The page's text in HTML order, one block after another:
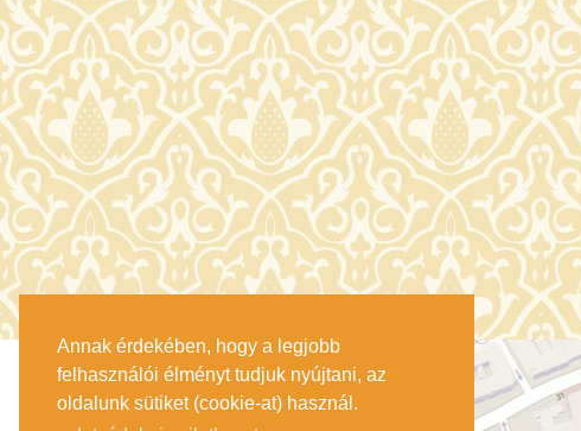
Annak érdekében, hogy a legjobb
felhasználói élményt tudjuk nyújtani, az
oldalunk sütiket (cookie-at) használ.